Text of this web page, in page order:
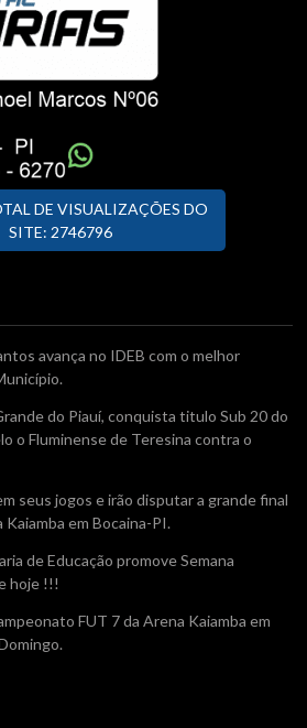
DE VISUALIZAÇÕES DO
SITE: 2746796
avança no IDEB com o melhor
do Piauí, conquista titulo Sub 20 do
o Fluminense de Teresina contra o
seus jogos e irão disputar a grande final
em Bocaina-PI.
de Educação promove Semana
hoje !!!
FUT 7 da Arena Kaiamba em